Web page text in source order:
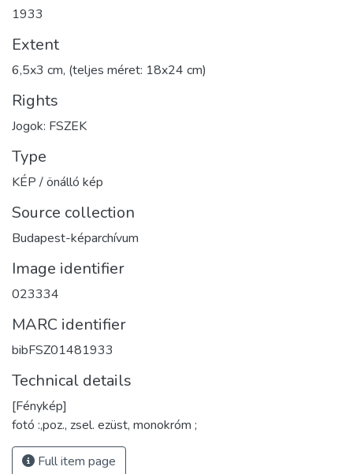
1933
Extent
6,5x3 cm, (teljes méret: 18x24 cm)
Rights
Jogok: FSZEK
Type
KÉP / önálló kép
Source collection
Budapest-képarchívum
Image identifier
023334
MARC identifier
bibFSZ01481933
Technical details
[Fénykép]
fotó :,poz., zsel. ezüst, monokróm ;
Full item page